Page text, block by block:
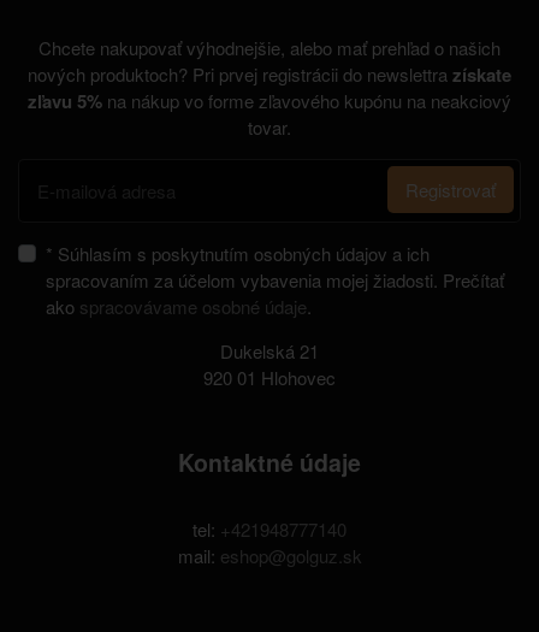
Chcete nakupovať výhodnejšie, alebo mať prehľad o našich
nových produktoch? Pri prvej registrácii do newslettra získate
zľavu 5% na nákup vo forme zľavového kupónu na neakciový
tovar.
Registrovať
* Súhlasím s poskytnutím osobných údajov a ich
spracovaním za účelom vybavenia mojej žiadosti. Prečítať
ako spracovávame osobné údaje
Dukelská 21
920 01 Hlohovec
Kontaktné údaje
tel: +421948777140
mail: eshop@golguz.sk